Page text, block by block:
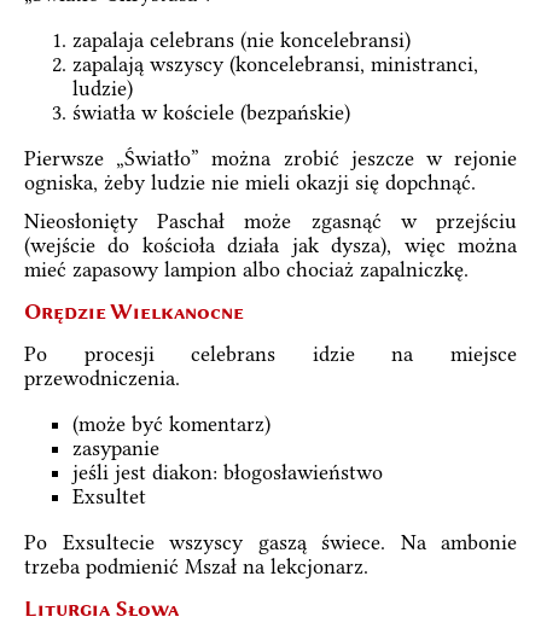
zapalaja celebrans (nie koncelebransi)
zapalają wszyscy (koncelebransi, ministranci,
ludzie)
światła w kościele (bezpańskie)
Pierwsze „Światło” można zrobić jeszcze w rejonie
ogniska, żeby ludzie nie mieli okazji się dopchnąć.
Nieosłonięty Paschał może zgasnąć w przejściu
(wejście do kościoła działa jak dysza), więc można
mieć zapasowy lampion albo chociaż zapalniczkę.
Orędzie Wielkanocne
Po procesji celebrans idzie na miejsce
przewodniczenia.
(może być komentarz)
zasypanie
jeśli jest diakon: błogosławieństwo
Exsultet
Po Exsultecie wszyscy gaszą świece. Na ambonie
trzeba podmienić Mszał na lekcjonarz.
Liturgia Słowa